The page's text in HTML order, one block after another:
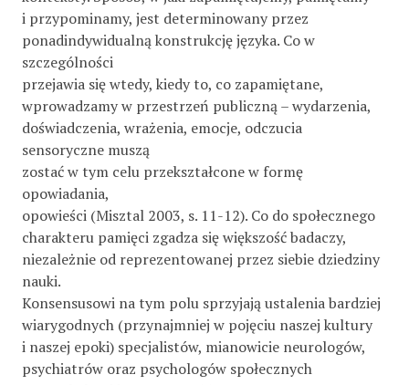
i przypominamy, jest determinowany przez
ponadindywidualną konstrukcję języka. Co w
szczególności
przejawia się wtedy, kiedy to, co zapamiętane,
wprowadzamy w przestrzeń publiczną – wydarzenia,
doświadczenia, wrażenia, emocje, odczucia
sensoryczne muszą
zostać w tym celu przekształcone w formę
opowiadania,
opowieści (Misztal 2003, s. 11-12). Co do społecznego
charakteru pamięci zgadza się większość badaczy,
niezależnie od reprezentowanej przez siebie dziedziny
nauki.
Konsensusowi na tym polu sprzyjają ustalenia bardziej
wiarygodnych (przynajmniej w pojęciu naszej kultury
i naszej epoki) specjalistów, mianowicie neurologów,
psychiatrów oraz psychologów społecznych